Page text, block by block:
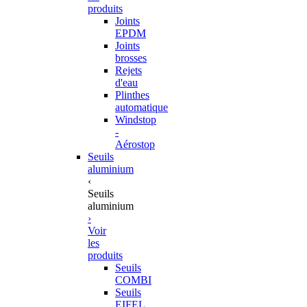
produits
Joints
EPDM
Joints
brosses
Rejets
d'eau
Plinthes
automatique
Windstop
-
Aérostop
Seuils
aluminium
‹
Seuils
aluminium
›
Voir
les
produits
Seuils
COMBI
Seuils
EIFEL